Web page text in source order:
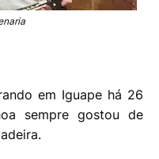
em Iguape há 26
sempre gostou de